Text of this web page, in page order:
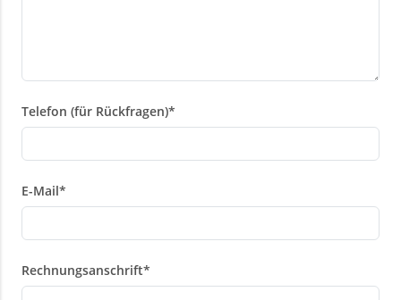
Telefon (für Rückfragen)*
E-Mail*
Rechnungsanschrift*